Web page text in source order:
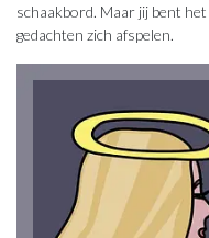
schaakbord. Maar jij bent
gedachten zich afspelen.